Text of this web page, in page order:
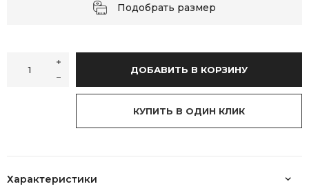
Подобрать размер
ДОБАВИТЬ В КОРЗИНУ
КУПИТЬ В ОДИН КЛИК
Характеристики